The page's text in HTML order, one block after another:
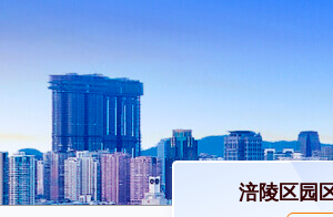
涪陵区园